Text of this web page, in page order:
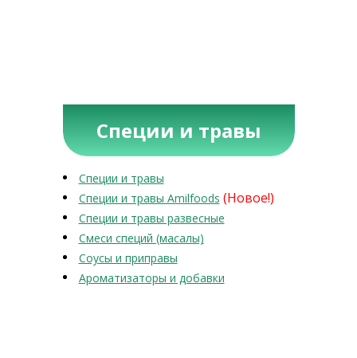
Специи и травы
Специи и травы
Специи и травы Amilfoods (Новое!)
Специи и травы развесные
Смеси специй (масалы)
Соусы и приправы
Ароматизаторы и добавки